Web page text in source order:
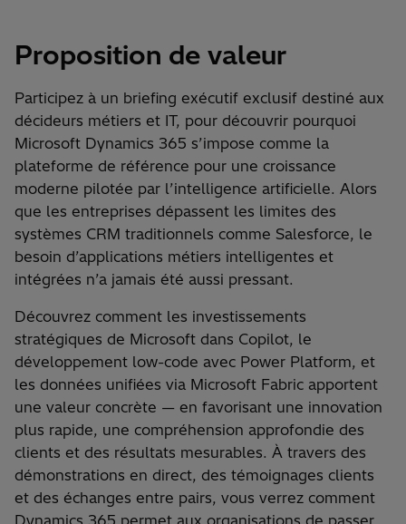
Proposition de valeur
Participez à un briefing exécutif exclusif destiné aux
décideurs métiers et IT, pour découvrir pourquoi
Microsoft Dynamics 365 s’impose comme la
plateforme de référence pour une croissance
moderne pilotée par l’intelligence artificielle. Alors
que les entreprises dépassent les limites des
systèmes CRM traditionnels comme Salesforce, le
besoin d’applications métiers intelligentes et
intégrées n’a jamais été aussi pressant.
Découvrez comment les investissements
stratégiques de Microsoft dans Copilot, le
développement low-code avec Power Platform, et
les données unifiées via Microsoft Fabric apportent
une valeur concrète — en favorisant une innovation
plus rapide, une compréhension approfondie des
clients et des résultats mesurables. À travers des
démonstrations en direct, des témoignages clients
et des échanges entre pairs, vous verrez comment